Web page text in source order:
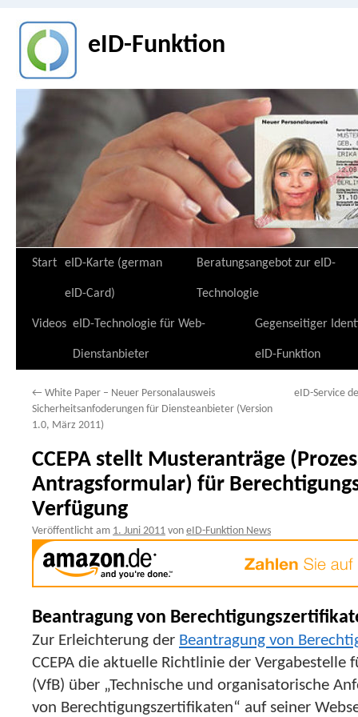
eID-Funktion
Zum
springen
Start eID-Karte (german
eID-Card)
Beratungsangebot zur eID-
Technologie
Videos eID-Technologie für Web-
Dienstanbieter
Gegenseitiger
eID-Funktion
← White Paper – Neuer Personalausweis
Sicherheitsanfoderungen für Diensteanbieter (Version
1.0, März 2011)
eID-Service
CCEPA stellt Musteranträge
Antragsformular) für
Verfügung
Veröffentlicht am 1. Juni 2011 von eID-Funktion News
Beantragung von
Zur Erleichterung der Beantragung von
CCEPA die aktuelle Richtlinie der
(VfB) über „Technische und organisatorische
von Berechtigungszertifikaten“ auf seiner